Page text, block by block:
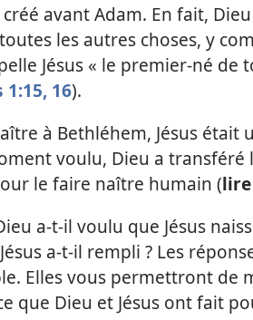
créé avant Adam. En fait,
les autres choses, y
Jésus « le premier-né de
1:15, 16).
à Bethléhem, Jésus était
voulu, Dieu a transféré
le faire naître humain (lire
a-​t-​il voulu que Jésus
a-​t-​il rempli ? Les
Elles vous permettront de
que Dieu et Jésus ont fait